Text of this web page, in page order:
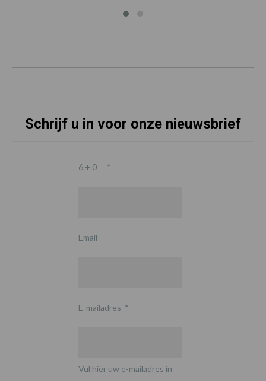
Schrijf u in voor onze nieuwsbrief
6 + 0 = *
Email
E-mailadres *
Vul hier uw e-mailadres in